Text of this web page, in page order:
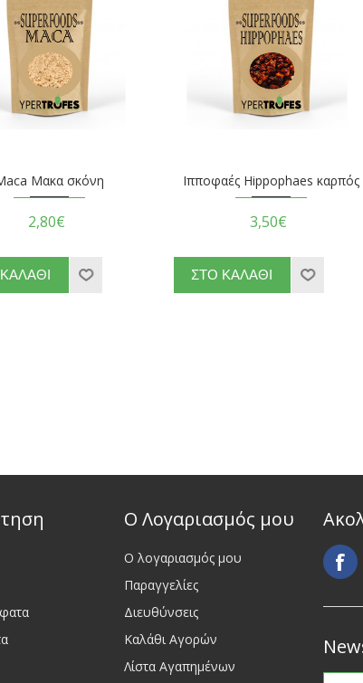
Μακα σκόνη
2,80€
Ιπποφαές Hippophaes καρπός
3,50€
Ο Λογαριασμός μου
Ο λογαριασμός μου
Παραγγελίες
Διευθύνσεις
Καλάθι Αγορών
Λίστα Αγαπημένων